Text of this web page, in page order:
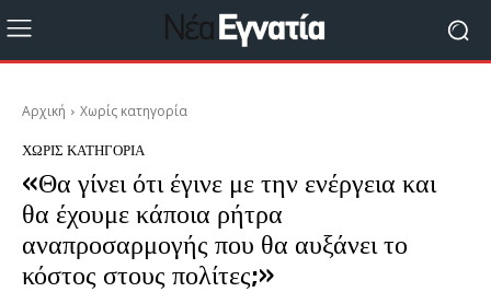
Αρχική Χωρίς κατηγορία
ΧΩΡΊΣ ΚΑΤΗΓΟΡΊΑ
«Θα γίνει ότι έγινε με την ενέργεια και
θα έχουμε κάποια ρήτρα
αναπροσαρμογής που θα αυξάνει το
κόστος στους πολίτες;»